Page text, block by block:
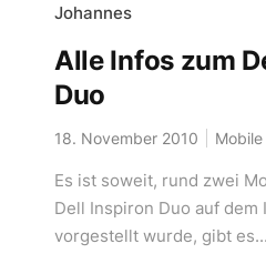
Johannes
Alle Infos zum
Duo
18. November 2010 Mobile
Es ist soweit, rund zwei
Dell Inspiron Duo auf dem
vorgestellt wurde, gibt es...